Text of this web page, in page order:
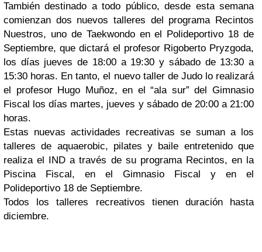
También destinado a todo público, desde esta semana
comienzan dos nuevos talleres del programa Recintos
Nuestros, uno de Taekwondo en el Polideportivo 18 de
Septiembre, que dictará el profesor Rigoberto Pryzgoda,
los días jueves de 18:00 a 19:30 y sábado de 13:30 a
15:30 horas. En tanto, el nuevo taller de Judo lo realizará
el profesor Hugo Muñoz, en el “ala sur” del Gimnasio
Fiscal los días martes, jueves y sábado de 20:00 a 21:00
horas.
Estas nuevas actividades recreativas se suman a los
talleres de aquaerobic, pilates y baile entretenido que
realiza el IND a través de su programa Recintos, en la
Piscina Fiscal, en el Gimnasio Fiscal y en el
Polideportivo 18 de Septiembre.
Todos los talleres recreativos tienen duración hasta
diciembre.